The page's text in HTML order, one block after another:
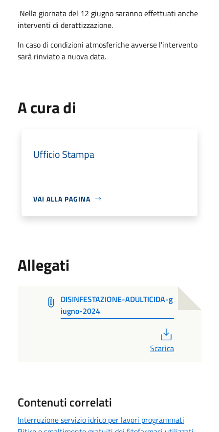
Nella giornata del 12 giugno saranno effettuati anche
interventi di derattizzazione.
In caso di condizioni atmosferiche avverse l'intervento
sarà rinviato a nuova data.
A cura di
Ufficio Stampa
VAI ALLA PAGINA
Allegati
DISINFESTAZIONE-ADULTICIDA-g
iugno-2024
Scarica
Contenuti correlati
Interruzione servizio idrico per lavori programmati